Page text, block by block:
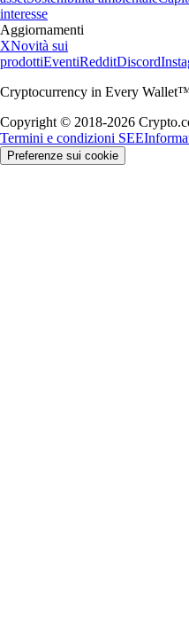
interesse
Aggiornamenti
XNovità sui
prodottiEventiRedditDiscord
Cryptocurrency in Every
Copyright © 2018-2026
Termini e condizioni SEE
Preferenze sui cookie